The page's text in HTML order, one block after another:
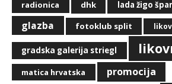
radionica dhk lada žigo
glazba fotoklub split
gradska galerija striegl
matica hrvatska promocija